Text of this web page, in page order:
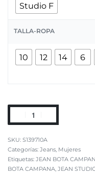
Studio F
TALLA-ROPA
10 12 14 6
S139710A
Categorías: Jeans, Mujeres
Etiquetas: JEAN BOTA
BOTA CAMPANA, JEAN